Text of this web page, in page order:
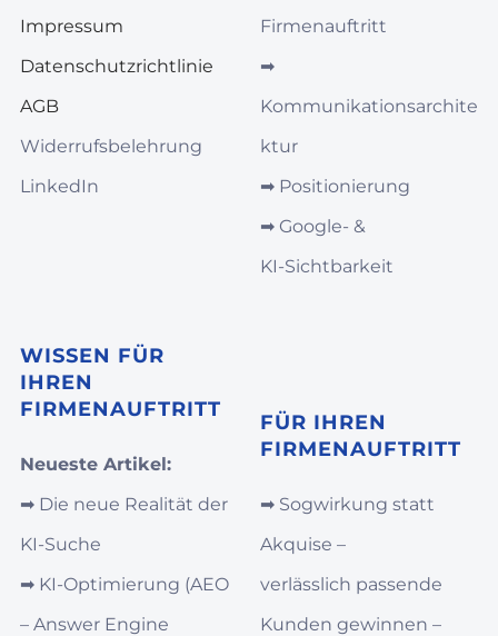
Impressum
Datenschutzrichtlinie
AGB
Widerrufsbelehrung
LinkedIn
WISSEN FÜR
IHREN
FIRMENAUFTRITT
Neueste Artikel:
➡︎ Die neue Realität der
KI-Suche
➡︎ KI‑Optimierung (AEO
– Answer Engine
Firmenauftritt
➡︎
Kommunikationsarchite
ktur
➡︎ Positionierung
➡︎ Google‑ &
KI‑Sichtbarkeit
FÜR IHREN
FIRMENAUFTRITT
➡︎ Sogwirkung statt
Akquise –
verlässlich passende
Kunden gewinnen –